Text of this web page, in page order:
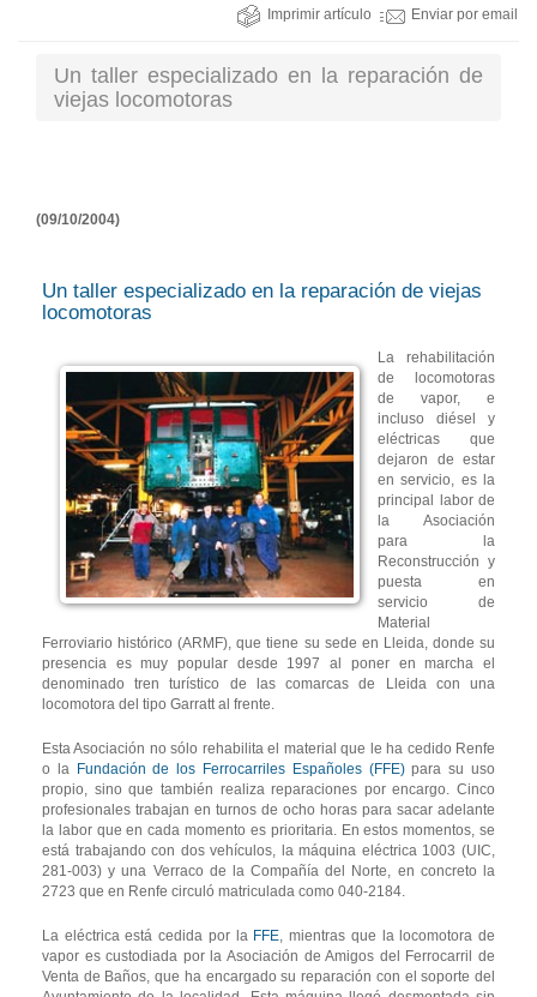
Imprimir artículo Enviar por email
Un taller especializado en la reparación de
viejas locomotoras
(09/10/2004)
Un taller especializado en la reparación de viejas
locomotoras
La rehabilitación
de locomotoras
de vapor, e
incluso diésel y
eléctricas que
dejaron de estar
en servicio, es la
principal labor de
la Asociación
para la
Reconstrucción y
puesta en
servicio de
Material
Ferroviario histórico (ARMF), que tiene su sede en Lleida, donde su
presencia es muy popular desde 1997 al poner en marcha el
denominado tren turístico de las comarcas de Lleida con una
locomotora del tipo Garratt al frente.
Esta Asociación no sólo rehabilita el material que le ha cedido Renfe
o la Fundación de los Ferrocarriles Españoles (FFE)para su uso
propio, sino que también realiza reparaciones por encargo. Cinco
profesionales trabajan en turnos de ocho horas para sacar adelante
la labor que en cada momento es prioritaria. En estos momentos, se
está trabajando con dos vehículos, la máquina eléctrica 1003 (UIC,
281-003) y una Verraco de la Compañía del Norte, en concreto la
2723 que en Renfe circuló matriculada como 040-2184.
La eléctrica está cedida por la FFE, mientras que la locomotora de
vapor es custodiada por la Asociación de Amigos del Ferrocarril de
Venta de Baños, que ha encargado su reparación con el soporte del